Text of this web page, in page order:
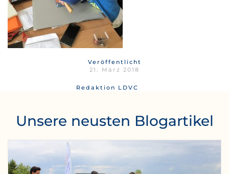
Veröffentlicht
21. März 2018
Redaktion LDVC
Unsere neusten Blogartikel